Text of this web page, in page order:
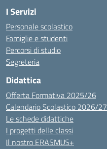
I Servizi
Personale scolastico
Famiglie e studenti
Percorsi di studio
Segreteria
Didattica
Offerta Formativa 2025/26
Calendario Scolastico 2026/27
Le schede didattiche
I progetti delle classi
Il nostro ERASMUS+